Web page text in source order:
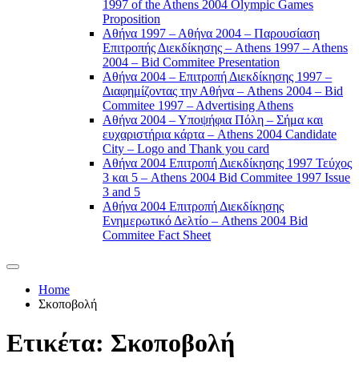
1997 of the Athens 2004 Olympic Games
Proposition
Αθήνα 1997 – Αθήνα 2004 – Παρουσίαση
Επιτροπής Διεκδίκησης – Athens 1997 – Athens
2004 – Bid Commitee Presentation
Αθήνα 2004 – Επιτροπή Διεκδίκησης 1997 –
Διαφημίζοντας την Αθήνα – Athens 2004 – Bid
Commitee 1997 – Advertising Athens
Αθήνα 2004 – Υποψήφια Πόλη – Σήμα και
ευχαριστήρια κάρτα – Athens 2004 Candidate
City – Logo and Thank you card
Αθήνα 2004 Επιτροπή Διεκδίκησης 1997 Τεύχος
3 και 5 – Athens 2004 Bid Commitee 1997 Issue
3 and 5
Αθήνα 2004 Επιτροπή Διεκδίκησης
Ενημερωτικό Δελτίο – Athens 2004 Bid
Commitee Fact Sheet
Home
Σκοποβολή
Ετικέτα: Σκοποβολή